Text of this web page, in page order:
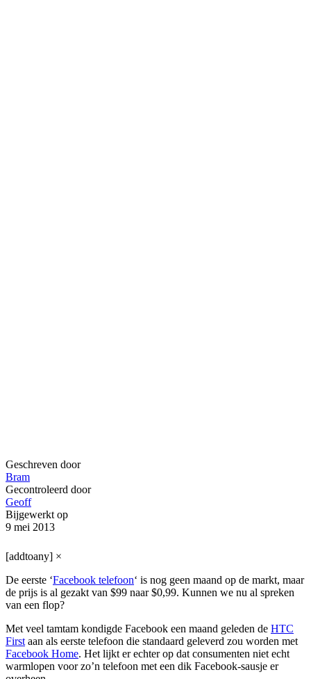
Geschreven door
Bram
Gecontroleerd door
Geoff
Bijgewerkt op
9 mei 2013
[addtoany] ×
De eerste ‘Facebook telefoon‘ is nog geen maand op de markt, maar
de prijs is al gezakt van $99 naar $0,99. Kunnen we nu al spreken
van een flop?
Met veel tamtam kondigde Facebook een maand geleden de HTC
Firstaan als eerste telefoon die standaard geleverd zou worden met
Facebook Home. Het lijkt er echter op dat consumenten niet echt
warmlopen voor zo’n telefoon met een dik Facebook-sausje er